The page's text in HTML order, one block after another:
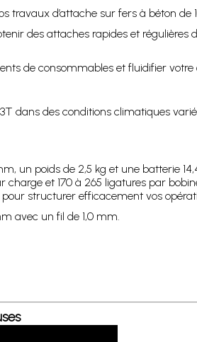
travaux d’attache sur fers à béton de
des attaches rapides et
de consommables et fluidifier
dans des conditions climatiques
un poids de 2,5 kg et une batterie
charge et 170 à 265 ligatures par
structurer efficacement vos
avec un fil de 1,0 mm.